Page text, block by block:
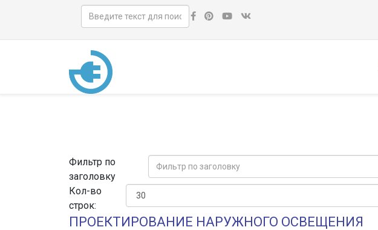
Фильтр по
заголовку
Кол-во
строк:
ПРОЕКТИРОВАНИЕ НАРУЖНОГО ОСВЕЩЕНИЯ